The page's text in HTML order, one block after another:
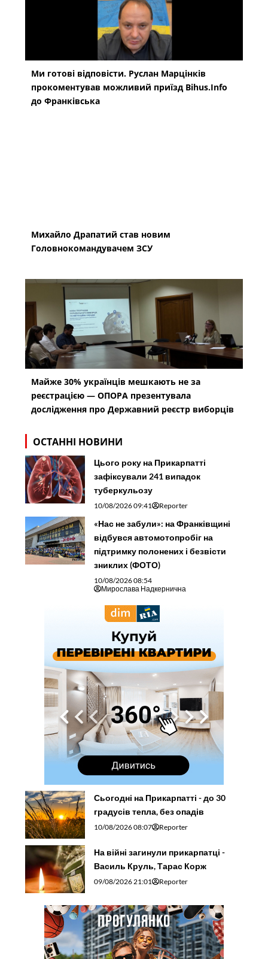
Ми готові відповісти. Руслан Марцінків
прокоментував можливий приїзд Bihus.Info
до Франківська
Михайло Драпатий став новим
Головнокомандувачем ЗСУ
Майже 30% українців мешкають не за
реєстрацією — ОПОРА презентувала
дослідження про Державний реєстр виборців
ОСТАННІ НОВИНИ
Цього року на Прикарпатті
зафіксували 241 випадок
туберкульозу
10/08/2026 09:41 Reporter
«Нас не забули»: на Франківщині
відбувся автомотопробіг на
підтримку полонених і безвісти
зниклих (ФОТО)
10/08/2026 08:54
Мирослава Надкернична
Сьогодні на Прикарпатті - до 30
градусів тепла, без опадів
10/08/2026 08:07 Reporter
На війні загинули прикарпатці -
Василь Круль, Тарас Корж
09/08/2026 21:01 Reporter